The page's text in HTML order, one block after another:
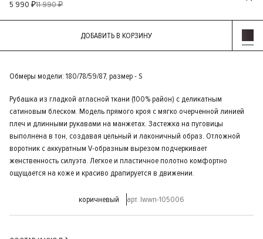
5 990 ₽11 990 ₽
ДОБАВИТЬ В КОРЗИНУ
Обмеры модели: 180/78/59/87, размер - S
Рубашка из гладкой атласной ткани (100% район) с деликатным
сатиновым блеском. Модель прямого кроя с мягко очерченной линией
плеч и длинными рукавами на манжетах. Застежка на пуговицы
выполнена в тон, создавая цельный и лаконичный образ. Отложной
воротник с аккуратным V-образным вырезом подчеркивает
женственность силуэта. Легкое и пластичное полотно комфортно
ощущается на коже и красиво драпируется в движении.
коричневый арт. lwwn-105006